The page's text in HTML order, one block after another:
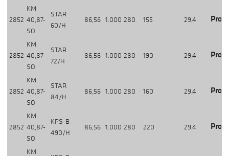
2852
KM
40,87-
SO
STAR
60/H
86,56 1.000 280 155 29,4
2852
KM
40,87-
SO
STAR
72/H
86,56 1.000 280 190 29,4
2852
KM
40,87-
SO
STAR
84/H
86,56 1.000 280 160 29,4
2852
KM
40,87-
SO
KPS-B
490/H
86,56 1.000 280 220 29,4
KM